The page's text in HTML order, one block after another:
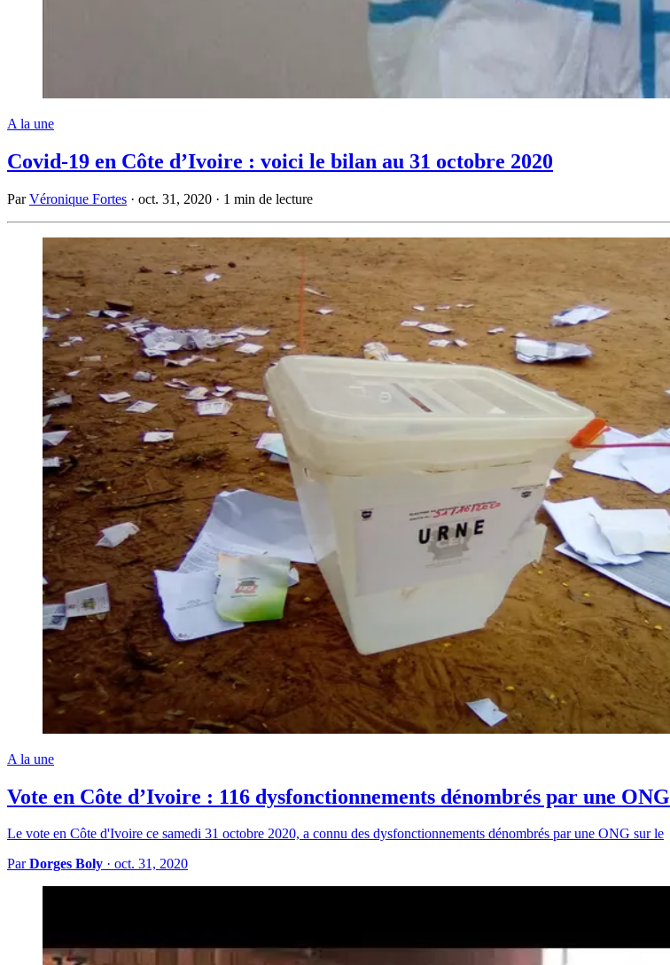
A la une
Covid-19 en Côte d’Ivoire : voici le bilan au 31 octobre 2020
ParVéronique Fortes · oct. 31, 2020 · 1 min de lecture
A la une
Vote en Côte d’Ivoire : 116 dysfonctionnements dénombrés par une ONG
Le vote en Côte d'Ivoire ce samedi 31 octobre 2020, a connu des dysfonctionnements dénombrés par une ONG sur le
ParDorges Boly · oct. 31, 2020